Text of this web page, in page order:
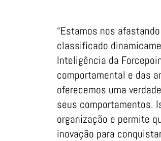
“Estamos nos
classificado
Inteligência da
comportamental e das
oferecemos uma
seus comportamentos.
organização e permite
inovação para